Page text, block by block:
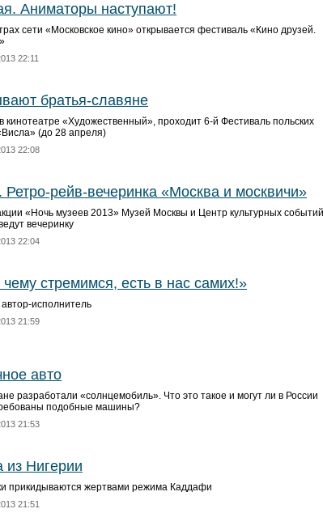
Аниматоры наступают!
сети «Московское кино» открывается фестиваль «Кино друзей.
22:11
братья-славяне
кинотеатре «Художественный», проходит 6-й Фестиваль польских
(до 28 апреля)
22:08
Ретро-рейв-вечеринка «Москва и москвичи»
«Ночь музеев 2013» Музей Москвы и Центр культурных событий
вечеринку
22:04
чему стремимся, есть в нас самих!»
исполнитель
21:59
авто
разработали «солнцемобиль». Что это такое и могут ли в России
подобные машины?
21:53
из Нигерии
прикидываются жертвами режима Каддафи
21:51